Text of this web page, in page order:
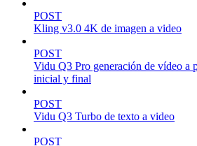
POST
Kling v3.0 4K de imagen a video
POST
Vidu Q3 Pro generación de vídeo a
inicial y final
POST
Vidu Q3 Turbo de texto a video
POST